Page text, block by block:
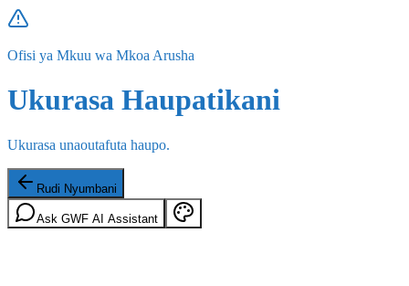
Ofisi ya Mkuu wa Mkoa Arusha
Ukurasa Haupatikani
Ukurasa unaoutafuta haupo.
Rudi Nyumbani
Ask GWF AI Assistant